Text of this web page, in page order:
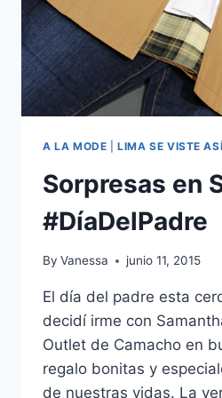
A LA MODE |LIMA SE VISTE ASÍ
Sorpresas en
#DíaDelPadre
By Vanessa junio 11, 2015
El día del padre esta
decidí irme con
Outlet de Camacho en
regalo bonitas y
de nuestras vidas. La